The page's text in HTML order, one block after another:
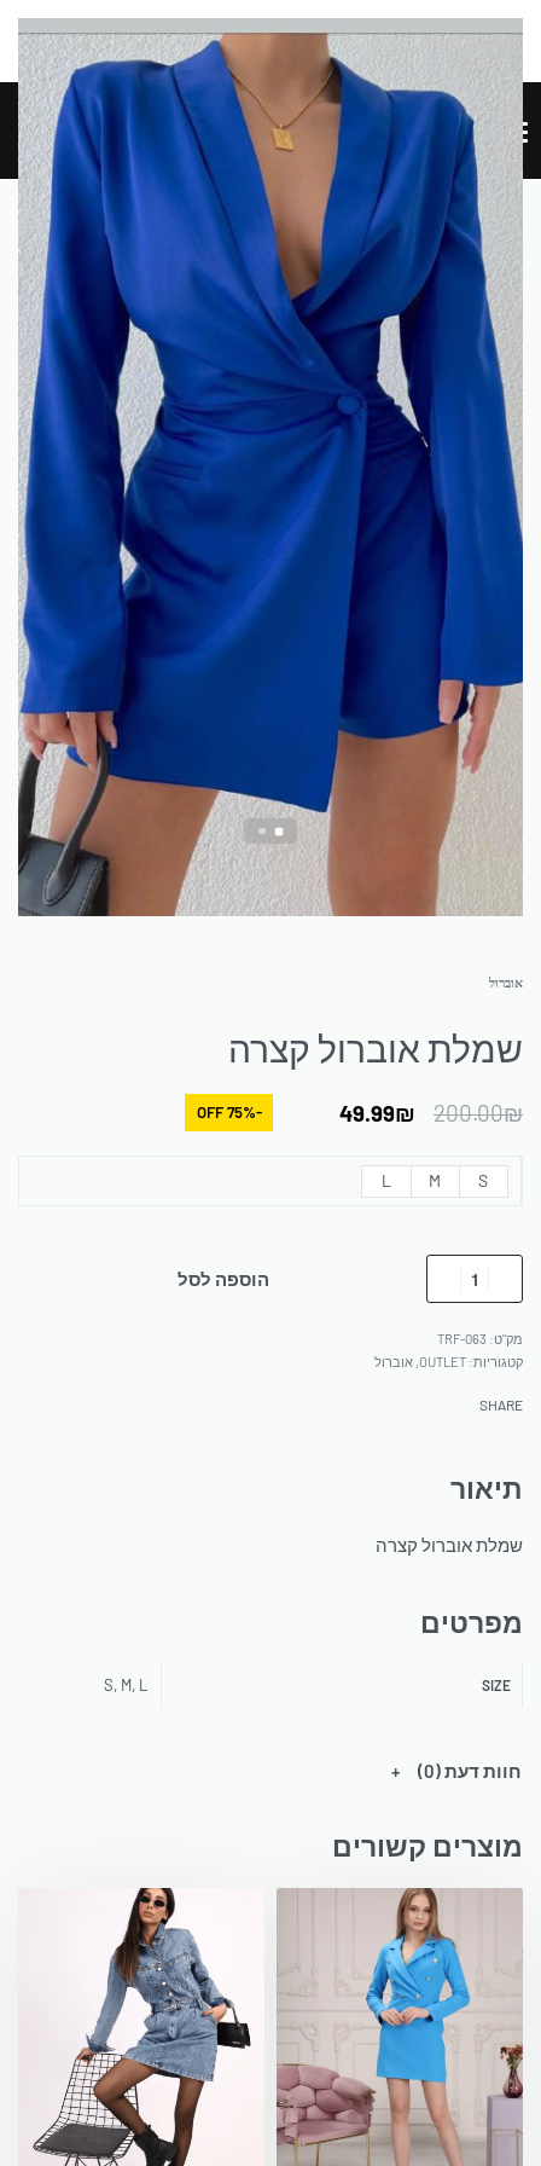
NEW SITE NEW SITE NEW SITE NEW SITE NEW SITE
0
אוברול
שמלת אוברול קצרה
200.00₪
49.99₪
-75% OFF
S
M
L
הוספה לסל
TRF-063
קטגוריות: OUTLET
, אוברול
SHARE
תיאור
שמלת אוברול קצרה
מפרטים
SIZE
S, M, L
חוות דעת (0)
מוצרים קשורים